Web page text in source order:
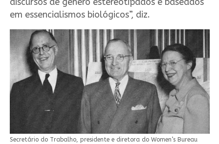
em essencialismos biológicos”, diz.
Secretário do Trabalho, presidente e diretora do Women’s Bureau